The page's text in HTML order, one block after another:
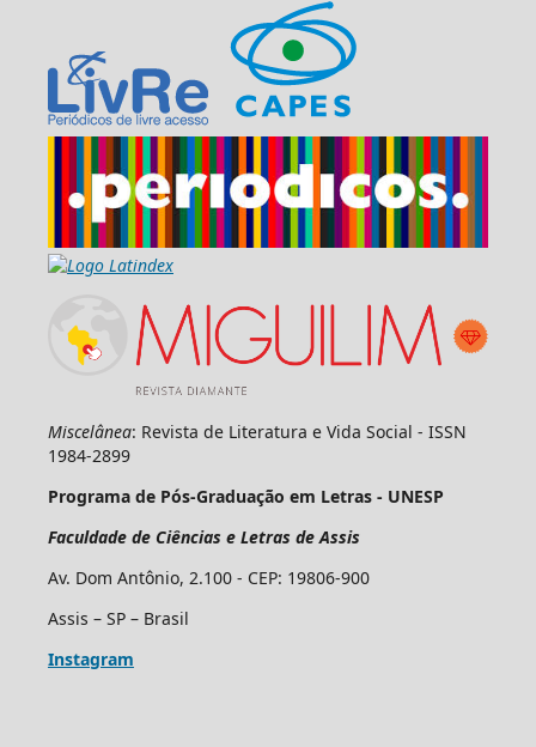
Miscelânea: Revista de Literatura e Vida Social - ISSN
1984-2899
Programa de Pós-Graduação em Letras - UNESP
Faculdade de Ciências e Letras de Assis
Av. Dom Antônio, 2.100 - CEP: 19806-900
Assis – SP – Brasil
Instagram